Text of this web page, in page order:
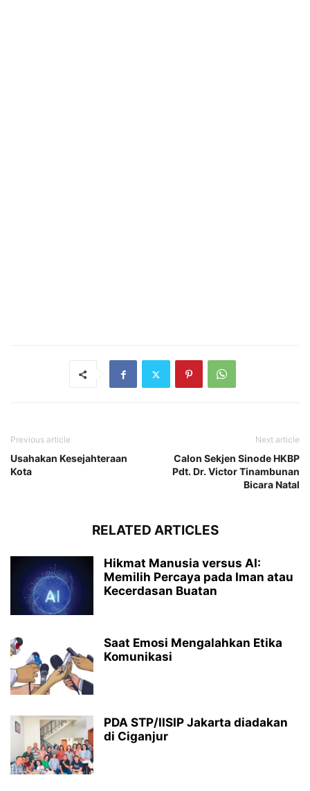
Previous article
Usahakan Kesejahteraan
Kota
Next article
Calon Sekjen Sinode HKBP
Pdt. Dr. Victor Tinambunan
Bicara Natal
RELATED ARTICLES
Hikmat Manusia versus AI:
Memilih Percaya pada Iman atau
Kecerdasan Buatan
Saat Emosi Mengalahkan Etika
Komunikasi
PDA STP/IISIP Jakarta diadakan
di Ciganjur